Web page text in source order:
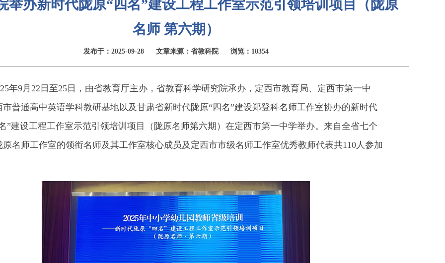
举办新时代陇原“四名”建设工程工作室示范引领培训项目（陇原
名师 第六期）
发布于：2025-09-28 文章来源：省教科院 浏览：10354
9月22日至25日，由省教育厅主办，省教育科学研究院承办，定西市教育局、定西市第一中
市普通高中英语学科教研基地以及甘肃省新时代陇原“四名”建设郑登科名师工作室协办的新时代
”建设工程工作室示范引领培训项目（陇原名师第六期）在定西市第一中学举办。来自全省七个
原名师工作室的领衔名师及其工作室核心成员及定西市市级名师工作室优秀教师代表共110人参加